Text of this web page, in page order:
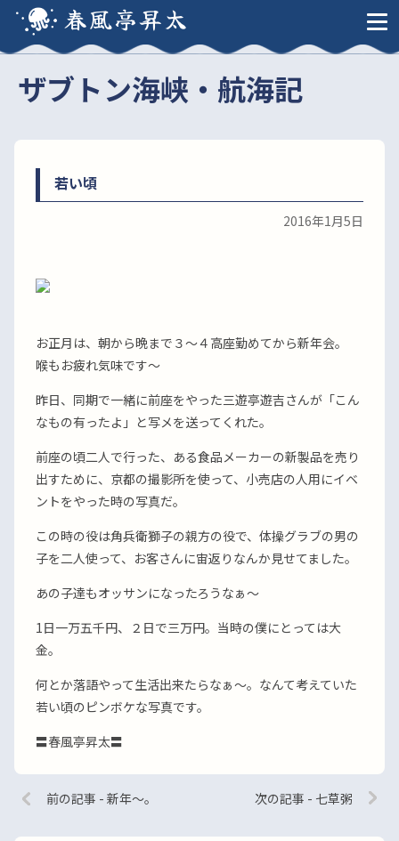
春風亭昇太
ザブトン海峡・航海記
若い頃
2016年1月5日
お正月は、朝から晩まで３〜４高座勤めてから新年会。
喉もお疲れ気味です〜
昨日、同期で一緒に前座をやった三遊亭遊吉さんが「こん
なもの有ったよ」と写メを送ってくれた。
前座の頃二人で行った、ある食品メーカーの新製品を売り
出すために、京都の撮影所を使って、小売店の人用にイベ
ントをやった時の写真だ。
この時の役は角兵衛獅子の親方の役で、体操グラブの男の
子を二人使って、お客さんに宙返りなんか見せてました。
あの子達もオッサンになったろうなぁ〜
1日一万五千円、２日で三万円。当時の僕にとっては大
金。
何とか落語やって生活出来たらなぁ〜。なんて考えていた
若い頃のピンボケな写真です。
〓春風亭昇太〓
前の記事 - 新年〜。 次の記事 - 七草粥